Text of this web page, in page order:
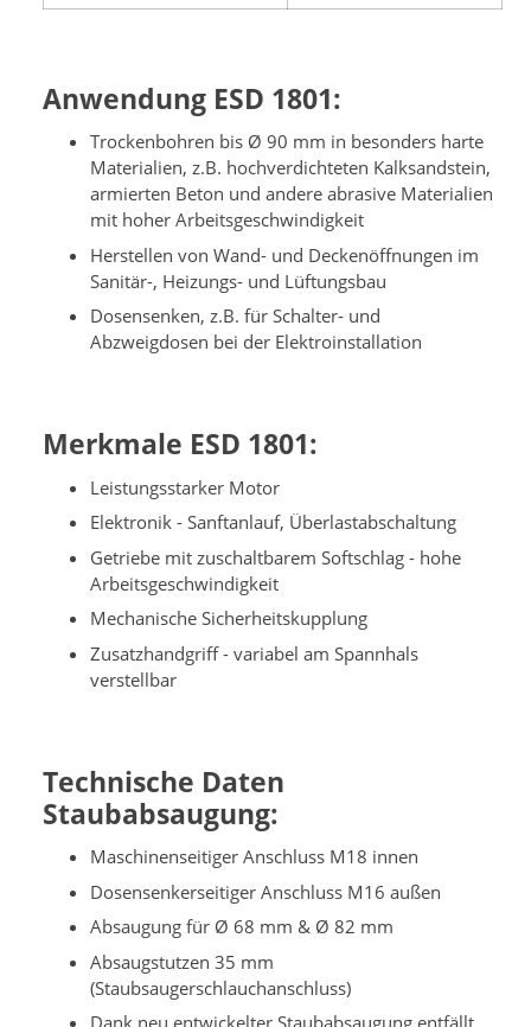
Anwendung ESD 1801:
Trockenbohren bis Ø 90 mm in besonders harte
Materialien, z.B. hochverdichteten Kalksandstein,
armierten Beton und andere abrasive Materialien
mit hoher Arbeitsgeschwindigkeit
Herstellen von Wand- und Deckenöffnungen im
Sanitär-, Heizungs- und Lüftungsbau
Dosensenken, z.B. für Schalter- und
Abzweigdosen bei der Elektroinstallation
Merkmale ESD 1801:
Leistungsstarker Motor
Elektronik - Sanftanlauf, Überlastabschaltung
Getriebe mit zuschaltbarem Softschlag - hohe
Arbeitsgeschwindigkeit
Mechanische Sicherheitskupplung
Zusatzhandgriff - variabel am Spannhals
verstellbar
Technische Daten
Staubabsaugung:
Maschinenseitiger Anschluss M18 innen
Dosensenkerseitiger Anschluss M16 außen
Absaugung für Ø 68 mm & Ø 82 mm
Absaugstutzen 35 mm
(Staubsaugerschlauchanschluss)